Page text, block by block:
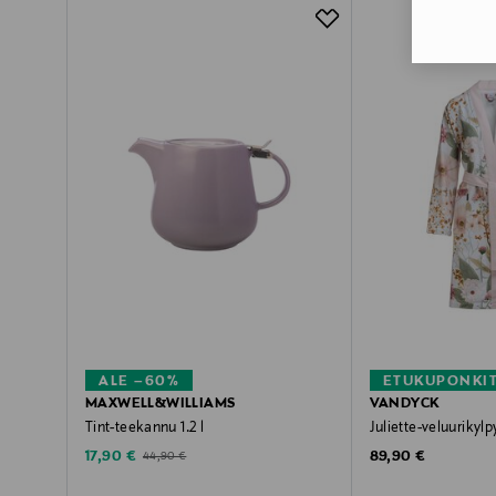
ALE –60%
MAXWELL&WILLIAMS
Tint-teekannu 1.2 l
Discounted Price
17,90 € Original Price
44,90 €
VANDYCK
Juliette-
Original Price
89,90 €